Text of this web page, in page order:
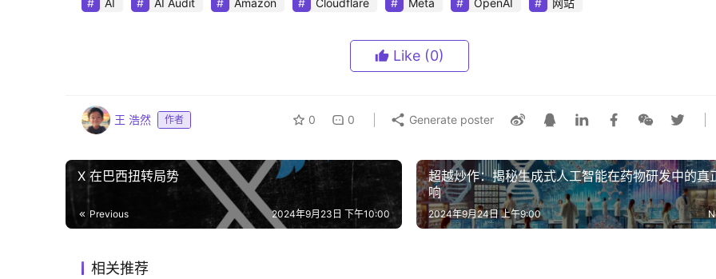
AI AI Audit Amazon Cloudflare Meta OpenAI 网站
Like (0)
王 浩然 作者 0 0 Generate poster
X 在巴西扭转局势
Previous 2024年9月23日 下午10:00
超越炒作：揭秘生成式人工智能在药物研发中的真
响
2024年9月24日 上午9:00
相关推荐